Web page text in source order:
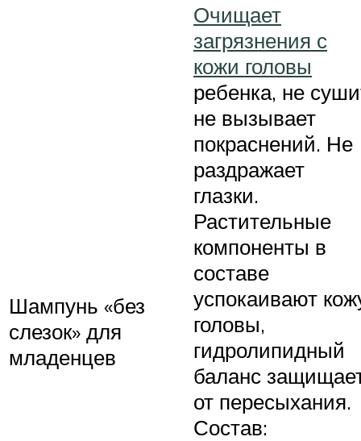
Шампунь «без
слезок» для
младенцев
Очищает
загрязнения с
кожи головы
ребенка, не
не вызывает
покраснений. Не
раздражает
глазки.
Растительные
компоненты в
составе
успокаивают
головы,
гидролипидный
баланс
от пересыхания.
Состав: